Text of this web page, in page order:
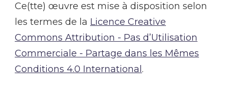
Ce(tte) œuvre est mise à disposition selon
les termes de la Licence Creative
Commons Attribution - Pas d’Utilisation
Commerciale - Partage dans les Mêmes
Conditions 4.0 International.